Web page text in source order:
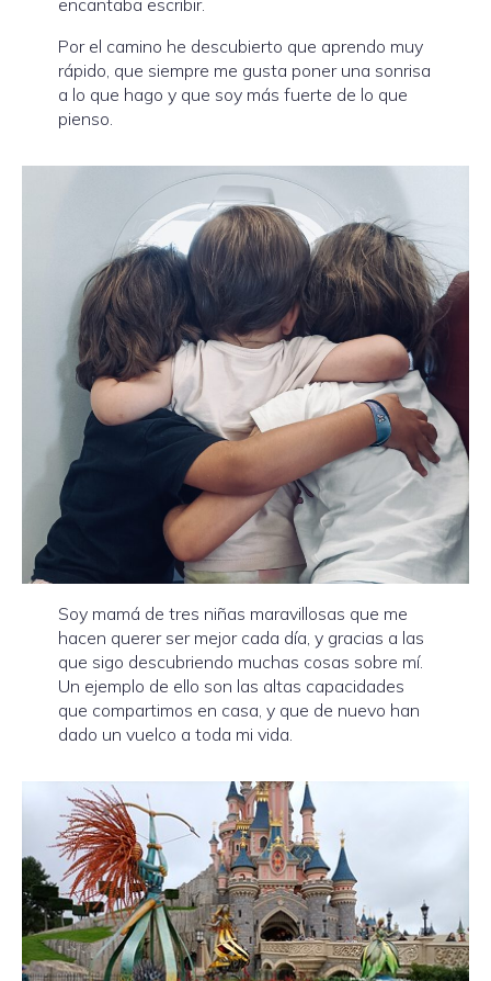
Por el camino he descubierto que aprendo muy
rápido, que siempre me gusta poner una sonrisa
a lo que hago y que soy más fuerte de lo que
pienso.
Soy mamá de tres niñas maravillosas que me
hacen querer ser mejor cada día, y gracias a las
que sigo descubriendo muchas cosas sobre mí.
Un ejemplo de ello son las altas capacidades
que compartimos en casa, y que de nuevo han
dado un vuelco a toda mi vida.